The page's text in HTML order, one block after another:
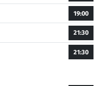
19:00
21:30
21:30